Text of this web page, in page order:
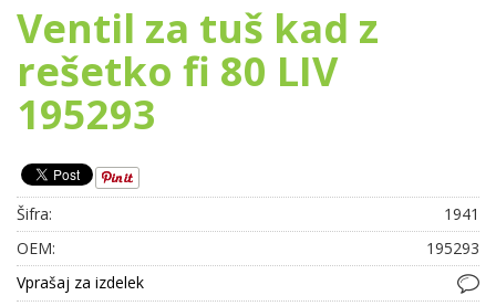
Ventil za tuš kad z
rešetko fi 80 LIV
195293
Šifra:
1941
OEM:
195293
Vprašaj za izdelek